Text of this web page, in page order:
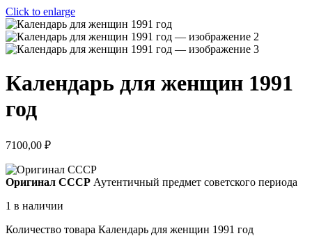
Click to enlarge
Календарь для женщин 1991
год
7100,00 ₽
Оригинал СССР Аутентичный предмет советского периода
1 в наличии
Количество товара Календарь для женщин 1991 год